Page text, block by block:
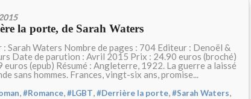
la porte, de Sarah Waters
: Sarah Waters Nombre de pages : 704 Editeur : Denoël &
Date de parution : Avril 2015 Prix : 24.90 euros (broché)
euros (epub) Résumé : Angleterre, 1922. La guerre a laissé
sans hommes. Frances, vingt-six ans, promise...
,#Romance,#LGBT,#Derrière la porte,#Sarah Waters,